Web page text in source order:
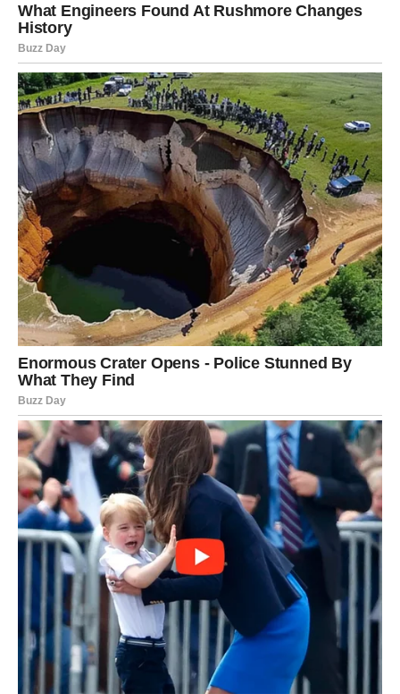
razumevanje. Pisala je da nije znala uvek kako da se
izrazi, da je možda bila stroga, ali da je to radila jer je
verovala da je to način da ih pripremi za svet. Zamolila je
decu da ne mrze, da ne sude drugima, jer nikada ne znaju
šta neko nosi u sebi.
Nakon što je pismo pročitano na sahrani, svi koji su je nekada
gledali sa podsmehom – zaćutali su. Jer sada su znali. Nisu
gledali “jadnicu iz bloka”. Gledali su herojinu. Ženu koja je
svakog dana ginula za svoju porodicu, ali to nikome nije
govorila. Ona nije tražila aplauz. Nije tražila zahvalnost. Samo
je želela da njeni najmiliji budu srećni. I u tome je uspela.
U današnjem svetu, prepunom površnih vrednosti i lažnih
uzora, priča o Ružici M. podseća nas da su najveći heroji oni
koje retko primećujemo. Njena tišina bila je glasnija od svakog
vikanja, njena ljubav dublja od svakog priznanja. I zato – ona je